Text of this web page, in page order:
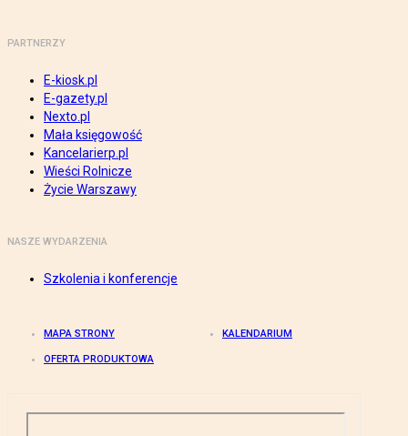
PARTNERZY
E-kiosk.pl
E-gazety.pl
Nexto.pl
Mała księgowość
Kancelarierp.pl
Wieści Rolnicze
Życie Warszawy
NASZE WYDARZENIA
Szkolenia i konferencje
MAPA STRONY KALENDARIUM
OFERTA PRODUKTOWA